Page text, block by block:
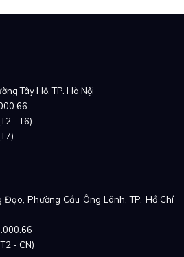
Tây Hồ, TP. Hà Nội
- T6)
Đạo, Phường Cầu Ông Lãnh, TP. Hồ Chí
- CN)